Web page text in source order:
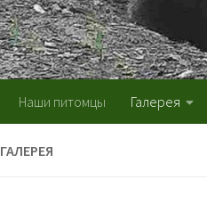
Наши питомцы Галерея
ГАЛЕРЕЯ